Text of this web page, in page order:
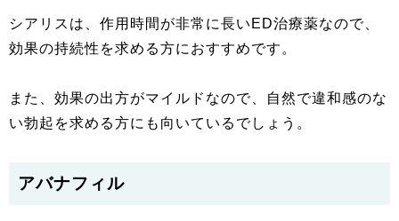
シアリスは、作用時間が非常に長いED治療薬なので、
効果の持続性を求める方におすすめです。
また、効果の出方がマイルドなので、自然で違和感のな
い勃起を求める方にも向いているでしょう。
アバナフィル